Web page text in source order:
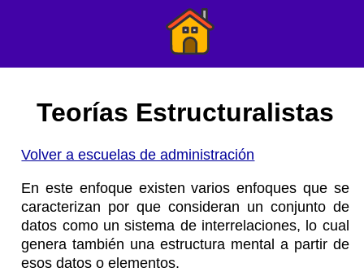
Teorías Estructuralistas
Volver a escuelas de administración
En este enfoque existen varios enfoques que se
caracterizan por que consideran un conjunto de
datos como un sistema de interrelaciones, lo cual
genera también una estructura mental a partir de
esos datos o elementos.